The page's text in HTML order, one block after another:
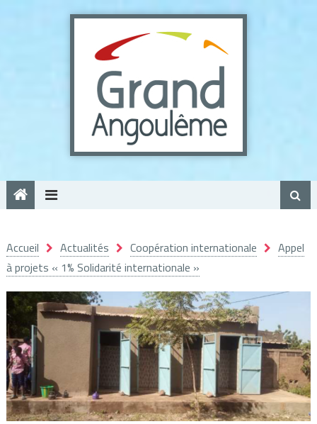
Accueil Actualités Coopération internationale
Appel
à projets « 1% Solidarité internationale »
Panneau de gestion des cookies